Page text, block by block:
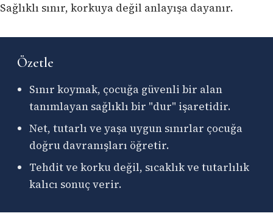
Sağlıklı sınır, korkuya değil anlayışa dayanır.
Özetle
Sınır koymak, çocuğa güvenli bir alan
tanımlayan sağlıklı bir "dur" işaretidir.
Net, tutarlı ve yaşa uygun sınırlar çocuğa
doğru davranışları öğretir.
Tehdit ve korku değil, sıcaklık ve tutarlılık
kalıcı sonuç verir.